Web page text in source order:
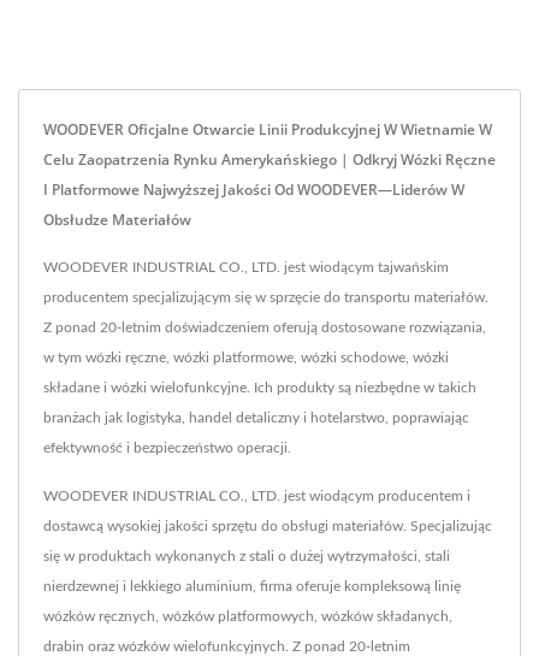
WOODEVER Oficjalne Otwarcie Linii Produkcyjnej W Wietnamie W
Celu Zaopatrzenia Rynku Amerykańskiego | Odkryj Wózki Ręczne
I Platformowe Najwyższej Jakości Od WOODEVER—Liderów W
Obsłudze Materiałów
WOODEVER INDUSTRIAL CO., LTD. jest wiodącym tajwańskim
producentem specjalizującym się w sprzęcie do transportu materiałów.
Z ponad 20-letnim doświadczeniem oferują dostosowane rozwiązania,
w tym wózki ręczne, wózki platformowe, wózki schodowe, wózki
składane i wózki wielofunkcyjne. Ich produkty są niezbędne w takich
branżach jak logistyka, handel detaliczny i hotelarstwo, poprawiając
efektywność i bezpieczeństwo operacji.
WOODEVER INDUSTRIAL CO., LTD. jest wiodącym producentem i
dostawcą wysokiej jakości sprzętu do obsługi materiałów. Specjalizując
się w produktach wykonanych z stali o dużej wytrzymałości, stali
nierdzewnej i lekkiego aluminium, firma oferuje kompleksową linię
wózków ręcznych, wózków platformowych, wózków składanych,
drabin oraz wózków wielofunkcyjnych. Z ponad 20-letnim